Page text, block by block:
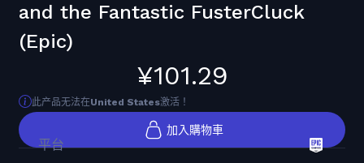
and the Fantastic FusterCluck
(Epic)
¥101.29
此产品无法在United States激活！
加入購物車
平台